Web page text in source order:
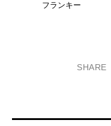
フランキー
SHARE